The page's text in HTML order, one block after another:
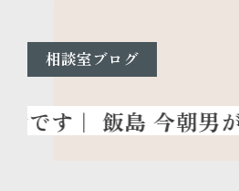
相談室ブログ